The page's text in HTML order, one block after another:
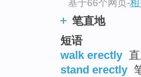
基于66个网页-
笔直地
短语
walk erectly
stand erectly